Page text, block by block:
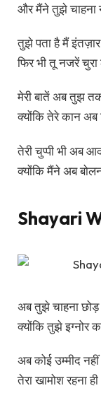
और मैंने तुझे चाहना
तुझे पता है मैं
फिर भी तू नजरें चुरा
मेरी बातें अब तुझ
क्योंकि तेरे कान
तेरी चुप्पी भी अब
क्योंकि मैंने अब
Shayari
अब तुझे चाहना छोड़
क्योंकि तुझे इग्नोर
अब कोई उम्मीद
तेरा खामोश रहना